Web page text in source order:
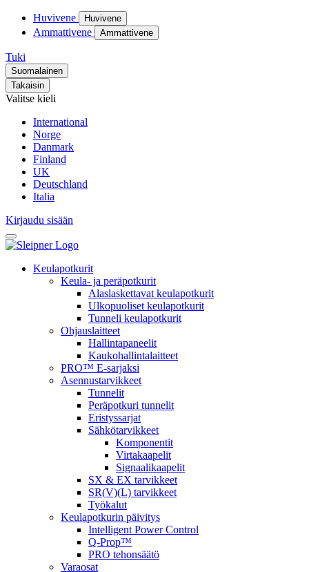
Huvivene Huvivene
Ammattivene Ammattivene
Tuki
Suomalainen
Takaisin
Valitse kieli
International
Norge
Danmark
Finland
UK
Deutschland
Italia
Kirjaudu sisään
Keulapotkurit
Keula- ja peräpotkurit
Alaslaskettavat keulapotkurit
Ulkopuoliset keulapotkurit
Tunneli keulapotkurit
Ohjauslaitteet
Hallintapaneelit
Kaukohallintalaitteet
PRO™ E-sarjaksi
Asennustarvikkeet
Tunnelit
Peräpotkuri tunnelit
Eristyssarjat
Sähkötarvikkeet
Komponentit
Virtakaapelit
Signaalikaapelit
SX & EX tarvikkeet
SR(V)(L) tarvikkeet
Työkalut
Keulapotkurin päivitys
Intelligent Power Control
Q-Prop™
PRO tehonsäätö
Varaosat